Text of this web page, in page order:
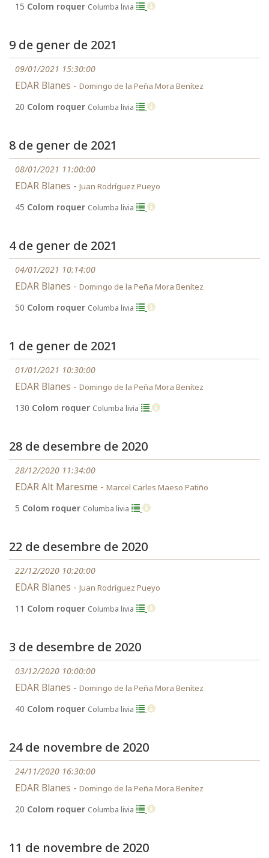
15 Colom roquer Columba livia
9 de gener de 2021
09/01/2021 15:30:00
EDAR Blanes - Domingo de la Peña Mora Benítez
20 Colom roquer Columba livia
8 de gener de 2021
08/01/2021 11:00:00
EDAR Blanes - Juan Rodríguez Pueyo
45 Colom roquer Columba livia
4 de gener de 2021
04/01/2021 10:14:00
EDAR Blanes - Domingo de la Peña Mora Benítez
50 Colom roquer Columba livia
1 de gener de 2021
01/01/2021 10:30:00
EDAR Blanes - Domingo de la Peña Mora Benítez
130 Colom roquer Columba livia
28 de desembre de 2020
28/12/2020 11:34:00
EDAR Alt Maresme - Marcel Carles Maeso Patiño
5 Colom roquer Columba livia
22 de desembre de 2020
22/12/2020 10:20:00
EDAR Blanes - Juan Rodríguez Pueyo
11 Colom roquer Columba livia
3 de desembre de 2020
03/12/2020 10:00:00
EDAR Blanes - Domingo de la Peña Mora Benítez
40 Colom roquer Columba livia
24 de novembre de 2020
24/11/2020 16:30:00
EDAR Blanes - Domingo de la Peña Mora Benítez
20 Colom roquer Columba livia
11 de novembre de 2020